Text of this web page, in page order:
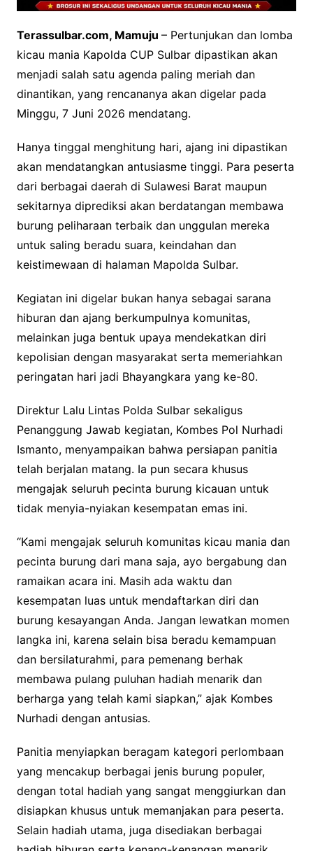
Terassulbar.com, Mamuju – Pertunjukan dan lomba
kicau mania Kapolda CUP Sulbar dipastikan akan
menjadi salah satu agenda paling meriah dan
dinantikan, yang rencananya akan digelar pada
Minggu, 7 Juni 2026 mendatang.
Hanya tinggal menghitung hari, ajang ini dipastikan
akan mendatangkan antusiasme tinggi. Para peserta
dari berbagai daerah di Sulawesi Barat maupun
sekitarnya diprediksi akan berdatangan membawa
burung peliharaan terbaik dan unggulan mereka
untuk saling beradu suara, keindahan dan
keistimewaan di halaman Mapolda Sulbar.
Kegiatan ini digelar bukan hanya sebagai sarana
hiburan dan ajang berkumpulnya komunitas,
melainkan juga bentuk upaya mendekatkan diri
kepolisian dengan masyarakat serta memeriahkan
peringatan hari jadi Bhayangkara yang ke-80.
Direktur Lalu Lintas Polda Sulbar sekaligus
Penanggung Jawab kegiatan, Kombes Pol Nurhadi
Ismanto, menyampaikan bahwa persiapan panitia
telah berjalan matang. Ia pun secara khusus
mengajak seluruh pecinta burung kicauan untuk
tidak menyia-nyiakan kesempatan emas ini.
“Kami mengajak seluruh komunitas kicau mania dan
pecinta burung dari mana saja, ayo bergabung dan
ramaikan acara ini. Masih ada waktu dan
kesempatan luas untuk mendaftarkan diri dan
burung kesayangan Anda. Jangan lewatkan momen
langka ini, karena selain bisa beradu kemampuan
dan bersilaturahmi, para pemenang berhak
membawa pulang puluhan hadiah menarik dan
berharga yang telah kami siapkan,” ajak Kombes
Nurhadi dengan antusias.
Panitia menyiapkan beragam kategori perlombaan
yang mencakup berbagai jenis burung populer,
dengan total hadiah yang sangat menggiurkan dan
disiapkan khusus untuk memanjakan para peserta.
Selain hadiah utama, juga disediakan berbagai